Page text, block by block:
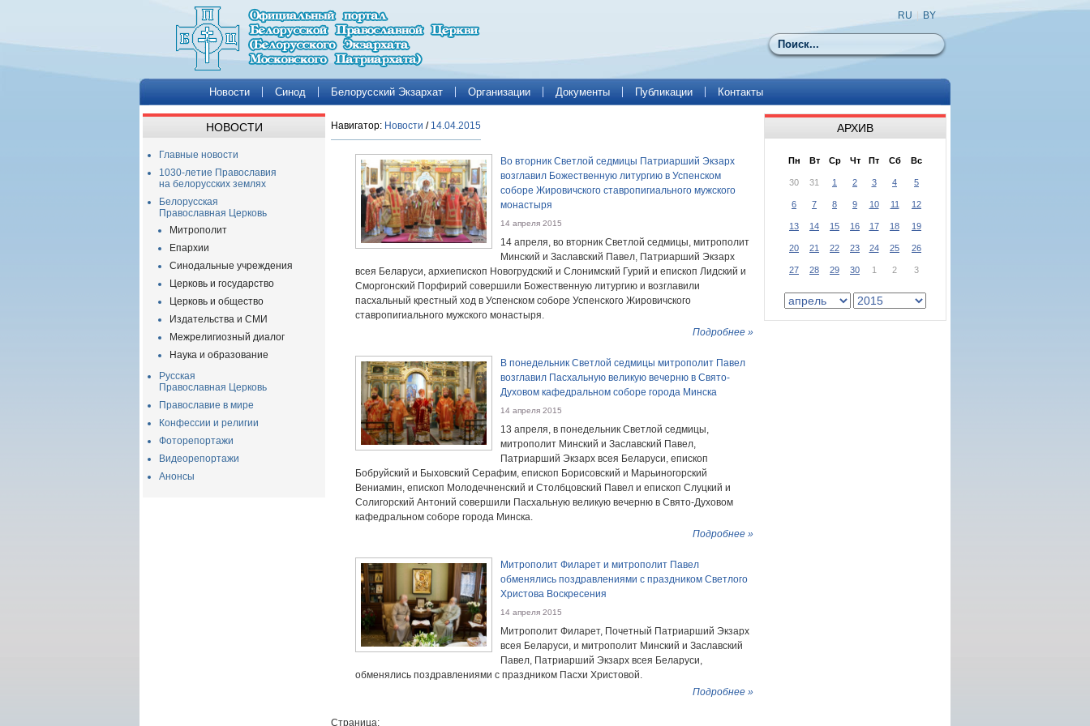
Поиск
RU BY
Новости Синод Белорусский Экзархат Организации Документы Публикации Контакты
НОВОСТИ
Главные новости
1030-летие Православия
на белорусских землях
Белорусская
Православная Церковь
Митрополит
Епархии
Синодальные учреждения
Церковь и государство
Церковь и общество
Издательства и СМИ
Межрелигиозный диалог
Наука и образование
Русская
Православная Церковь
Православие в мире
Конфессии и религии
Фоторепортажи
Видеорепортажи
Анонсы
Навигатор: Новости / 14.04.2015
Во вторник Светлой седмицы Патриарший Экзарх
возглавил Божественную литургию в Успенском
соборе Жировичского ставропигиального мужского
монастыря
14 апреля 2015
14 апреля, во вторник Светлой седмицы, митрополит
Минский и Заславский Павел, Патриарший Экзарх
всея Беларуси, архиепископ Новогрудский и Слонимский Гурий и епископ Лидский и
Сморгонский Порфирий совершили Божественную литургию и возглавили
пасхальный крестный ход в Успенском соборе Успенского Жировичского
ставропигиального мужского монастыря.
Подробнее »
В понедельник Светлой седмицы митрополит Павел
возглавил Пасхальную великую вечерню в Свято-
Духовом кафедральном соборе города Минска
14 апреля 2015
13 апреля, в понедельник Светлой седмицы,
митрополит Минский и Заславский Павел,
Патриарший Экзарх всея Беларуси, епископ
Бобруйский и Быховский Серафим, епископ Борисовский и Марьиногорский
Вениамин, епископ Молодечненский и Столбцовский Павел и епископ Слуцкий и
Солигорский Антоний совершили Пасхальную великую вечерню в Свято-Духовом
кафедральном соборе города Минска.
Подробнее »
Митрополит Филарет и митрополит Павел
обменялись поздравлениями с праздником Светлого
Христова Воскресения
14 апреля 2015
Митрополит Филарет, Почетный Патриарший Экзарх
всея Беларуси, и митрополит Минский и Заславский
Павел, Патриарший Экзарх всея Беларуси,
обменялись поздравлениями с праздником Пасхи Христовой.
Подробнее »
Страница:
АРХИВ
Пн Вт Ср Чт Пт Сб Вс
30 31 1 2 3 4 5
6 7 8 9 10 11 12
13 14 15 16 17 18 19
20 21 22 23 24 25 26
27 28 29 30 1 2 3